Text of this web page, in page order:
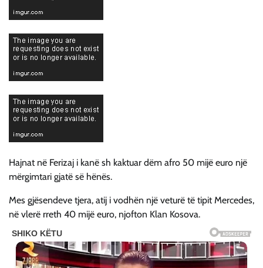
Hajnat në Ferizaj i kanë sh kaktuar dëm afro 50 mijë euro një
mërgimtari gjatë së hënës.
Mes gjësendeve tjera, atij i vodhën një veturë të tipit Mercedes,
në vlerë rreth 40 mijë euro, njofton Klan Kosova.